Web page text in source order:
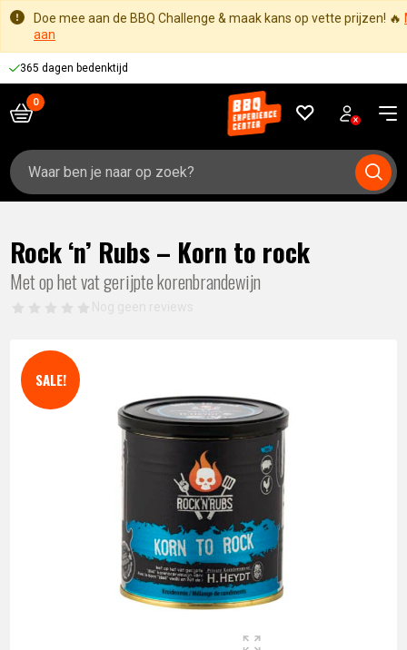
Doe mee aan de BBQ Challenge & maak kans op vette prijzen! 🔥
aan
365 dagen bedenktijd
Zoeken
naar:
Rock ‘n’ Rubs – Korn to rock
Met op het vat gerijpte korenbrandewijn
SALE!